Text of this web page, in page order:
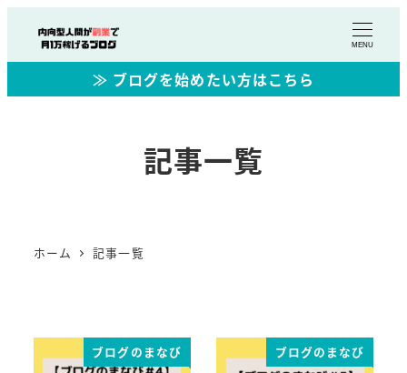
MENU
≫ ブログを始めたい方はこちら
記事一覧
ホーム 記事一覧
ブログのまなび ブログのまなび